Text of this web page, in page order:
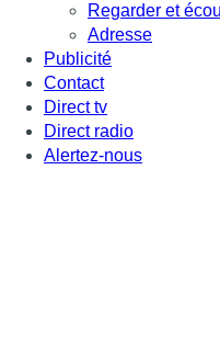
Regarder et
Adresse
Publicité
Contact
Direct tv
Direct radio
Alertez-nous